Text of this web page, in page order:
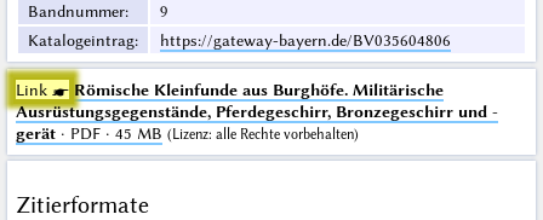
Bandnummer:
9
Katalogeintrag: https://gateway-bayern.de/BV035604806
Link ☛ Römische Kleinfunde aus Burghöfe. Militärische
Ausrüstungsgegenstände, Pferdegeschirr, Bronzegeschirr und -
gerät· PDF · 45 MB (Lizenz: alle Rechte vorbehalten)
Zitierformate